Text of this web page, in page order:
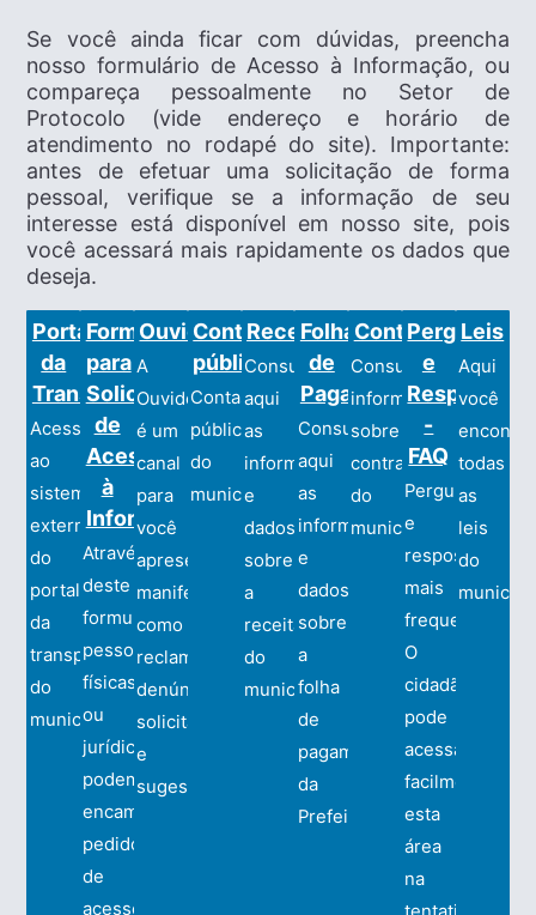
Se você ainda ficar com dúvidas, preencha
nosso formulário de Acesso à Informação, ou
compareça pessoalmente no Setor de
Protocolo (vide endereço e horário de
atendimento no rodapé do site). Importante:
antes de efetuar uma solicitação de forma
pessoal, verifique se a informação de seu
interesse está disponível em nosso site, pois
você acessará mais rapidamente os dados que
deseja.
Portal
da
Transparência
Acesso
ao
sistema
externo
do
portal
da
transparência
do
município.
Formulário
para
Solicitação
de
Acesso
à
Informação
Através
deste
formulário,
pessoas
físicas
ou
jurídicas
podem
encaminhar
pedidos
de
acesso
Ouvidoria
A
Ouvidoria
é um
canal
para
você
apresentar
manifestações
como
reclamações,
denúncias,
solicitações
e
sugestões.
Contas
públicas
Contas
pública
do
município.
Receitas
Consulte
aqui
as
informações
e
dados
sobre
a
receita
do
município.
Folha
de
Pagamento
Consulte
aqui
as
informações
e
dados
sobre
a
folha
de
pagamento
da
Prefeitura.
Contratos
Consulte
informações
sobre
contratos
do
município.
Perguntas
e
Respostas
-
FAQ
Perguntas
e
respostas
mais
frequentes.
O
cidadão
pode
acessar
facilmente
esta
área
na
Leis
Aqui
você
encontra
todas
as
leis
do